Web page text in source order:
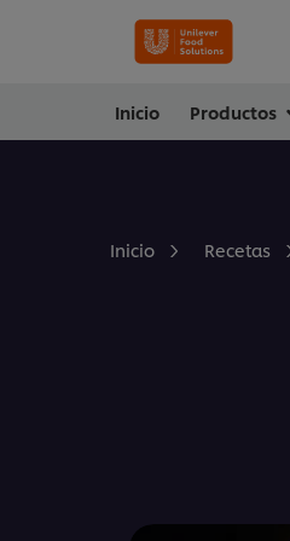
Inicio Productos
Inicio Recetas